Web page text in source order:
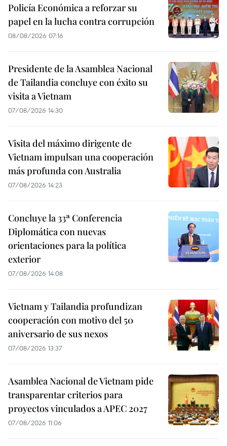
Policía Económica a reforzar su
papel en la lucha contra corrupción
08/08/2026 07:16
Presidente de la Asamblea Nacional
de Tailandia concluye con éxito su
visita a Vietnam
07/08/2026 14:30
Visita del máximo dirigente de
Vietnam impulsan una cooperación
más profunda con Australia
07/08/2026 14:23
Concluye la 33ª Conferencia
Diplomática con nuevas
orientaciones para la política
exterior
07/08/2026 14:08
Vietnam y Tailandia profundizan
cooperación con motivo del 50
aniversario de sus nexos
07/08/2026 13:37
Asamblea Nacional de Vietnam pide
transparentar criterios para
proyectos vinculados a APEC 2027
07/08/2026 11:06